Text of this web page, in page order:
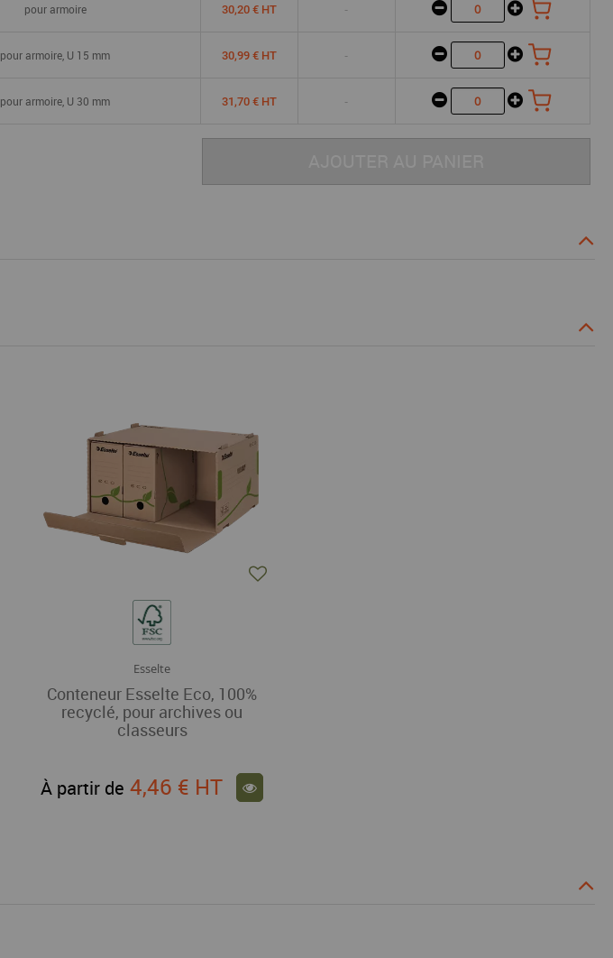
pour armoire 30,20 € HT -
pour armoire, U 15 mm 30,99 € HT -
pour armoire, U 30 mm 31,70 € HT -
Esselte
Conteneur Esselte Eco, 100%
recyclé, pour archives ou
classeurs
À partir de 4,46 € HT